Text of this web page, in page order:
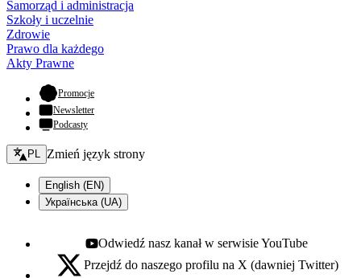
Samorząd i administracja
Szkoły i uczelnie
Zdrowie
Prawo dla każdego
Akty Prawne
Promocje- otwiera się w nowej karcie
Newsletter
Podcasty
Zmień język - bieżący:
PL Zmień język strony
English (EN)
Українська (UA)
Youtube - otwiera się w nowej karcie
Odwiedź nasz kanał w serwisie YouTube
X - otwiera się w nowej karcie
Przejdź do naszego profilu na X (dawniej Twitter)